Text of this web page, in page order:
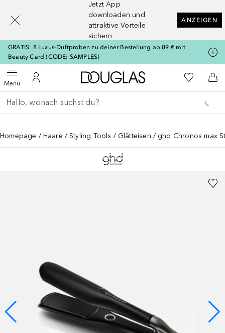
Jetzt App
downloaden und
attraktive Vorteile
sichern
ANZEIGEN
GRATIS: 8 Luxus-Duftproben zu deiner Bestellung ab 89 € mit
Beauty Card (CODE: SAMPLES)
MenüMenü öffnenZu Meinem Kundenkonto
Zur Douglas Startseite
Zu Meiner
Gehe zurück
Suche ausführen
Homepage Haare Styling Tools Glätteisen ghd Chronos max
[navigation.slideout.screenreader]